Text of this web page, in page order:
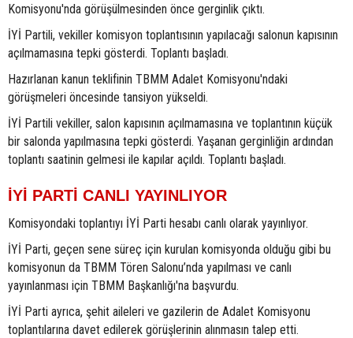
Komisyonu'nda görüşülmesinden önce gerginlik çıktı.
İYİ Partili, vekiller komisyon toplantısının yapılacağı salonun kapısının
açılmamasına tepki gösterdi. Toplantı başladı.
Hazırlanan kanun teklifinin TBMM Adalet Komisyonu'ndaki
görüşmeleri öncesinde tansiyon yükseldi.
İYİ Partili vekiller, salon kapısının açılmamasına ve toplantının küçük
bir salonda yapılmasına tepki gösterdi. Yaşanan gerginliğin ardından
toplantı saatinin gelmesi ile kapılar açıldı. Toplantı başladı.
İYİ PARTİ CANLI YAYINLIYOR
Komisyondaki toplantıyı İYİ Parti hesabı canlı olarak yayınlıyor.
İYİ Parti, geçen sene süreç için kurulan komisyonda olduğu gibi bu
komisyonun da TBMM Tören Salonu’nda yapılması ve canlı
yayınlanması için TBMM Başkanlığı'na başvurdu.
İYİ Parti ayrıca, şehit aileleri ve gazilerin de Adalet Komisyonu
toplantılarına davet edilerek görüşlerinin alınmasın talep etti.